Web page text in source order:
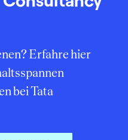
Erfahre hier
bei Tata